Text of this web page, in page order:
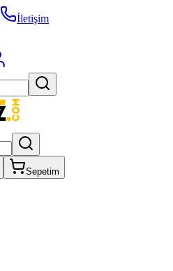
İletişim
Sepetim